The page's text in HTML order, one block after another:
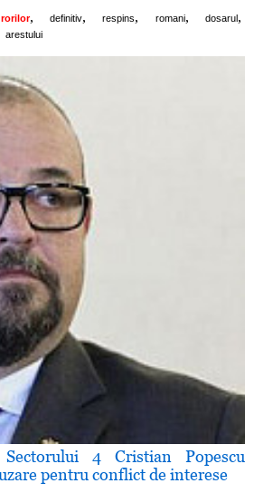
, definitiv, respins, romani, dosarul ,
arestului
4 Cristian Popescu
pentru conflict de interese